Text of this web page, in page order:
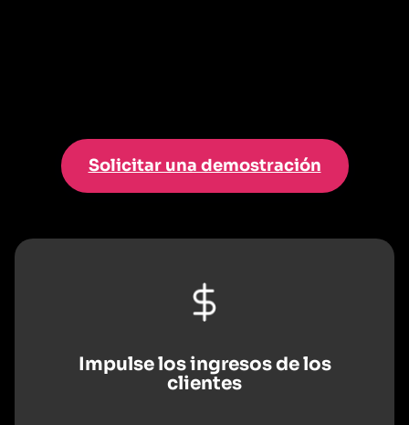
Solicitar una demostración
Impulse los ingresos de los
clientes